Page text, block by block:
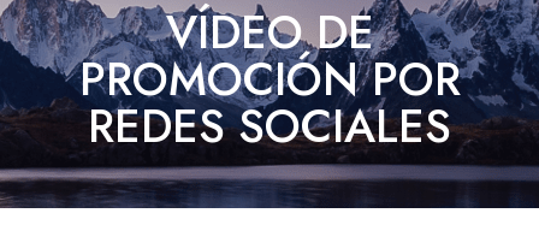
VÍDEO DE
PROMOCIÓN POR
REDES SOCIALES